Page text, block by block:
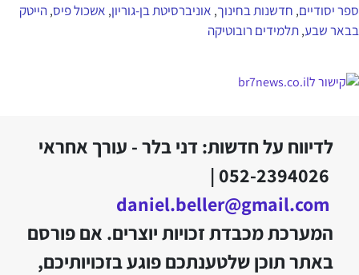
ספר יסודיים, חדשנות בחינוך, אוניברסיטת בן-גוריון, אשכול פיס,הייטק
בבאר שבע,תלמידים רובוטיקה
לדיווח על חדשות: דני בלר - עורך אחראי
052-2394026 |
daniel.beller@gmail.com
המערכת מכבדת זכויות יוצרים. אם פורסם
באתר תוכן שלטענתכם פוגע בזכויותיכם,